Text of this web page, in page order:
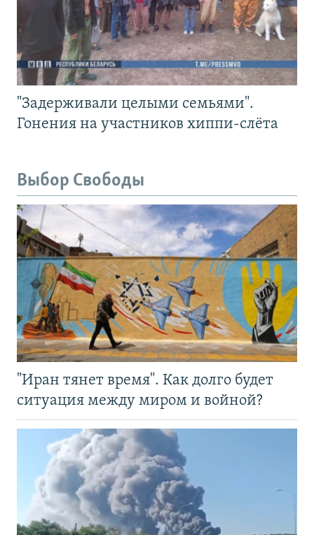
"Задерживали целыми семьями".
Гонения на участников хиппи-слёта
Выбор Свободы
"Иран тянет время". Как долго будет
ситуация между миром и войной?